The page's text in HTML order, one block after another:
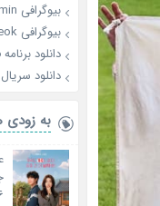
بیوگرافی Jung So-min
بیوگرافی Yoo Yeon-seok
دانلود برنامه All or Nothing 2026
دانلود سریال Blossoms of Power 2026
به زودی
۱۶